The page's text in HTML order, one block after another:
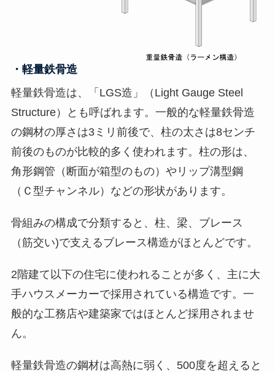
・軽量鉄骨造
軽量鉄骨造は、「LGS造」（Light Gauge Steel
Structure）とも呼ばれます。一般的な軽量鉄骨造
の鋼材の厚さは3ミリ前後で、柱の太さは8センチ
前後のものが比較的多く使われます。柱の形は、
角形鋼管（断面が箱型のもの）やリップ溝型鋼
（Ｃ型チャンネル）などの形状があります。
骨組みの構成で分類すると、柱、梁、ブレース
（筋交い)で支えるブレース構造がほとんどです。
2階建て以下の住宅に使われることが多く、主に大
手ハウスメーカーで採用されている構造です。一
般的な工務店や建築家ではほとんど採用されませ
ん。
軽量鉄骨造の鋼材は高熱に弱く、500度を超えると